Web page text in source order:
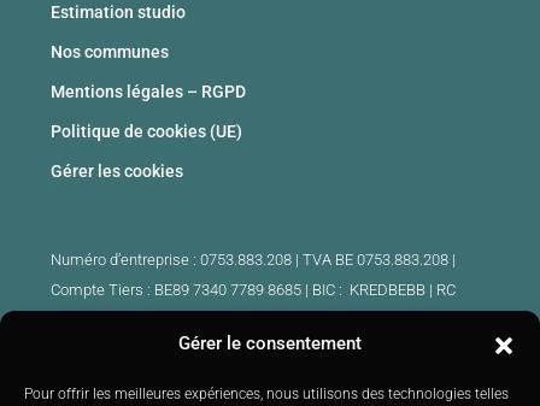
Gérer le consentement
Pour offrir les meilleures expériences, nous utilisons des technologies telles
Estimation studio
Nos communes
Mentions légales – RGPD
Politique de cookies (UE)
Gérer les cookies
Numéro d’entreprise : 0753.883.208 | TVA BE 0753.883.208 |
Compte Tiers : BE89 7340 7789 8685 | BIC : KREDBEBB | RC